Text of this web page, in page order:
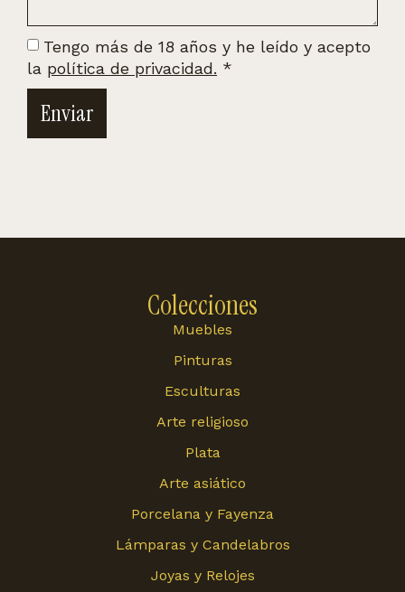
Tengo más de 18 años y he leído y acepto
la política de privacidad. *
Enviar
Colecciones
Muebles
Pinturas
Esculturas
Arte religioso
Plata
Arte asiático
Porcelana y Fayenza
Lámparas y Candelabros
Joyas y Relojes